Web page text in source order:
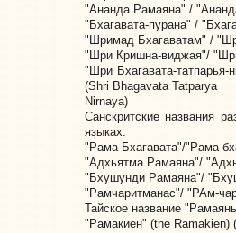
"Ананда Рамаяна" /
"Бхагавата-пурана" /
"Шримад Бхагаватам" /
"Шри Кришна-виджая"/
"Шри Бхагавата-
(Shri Bhagavata Tatparya
Nirnaya)
Санскритские названия
языках:
"Рама-Бхагавата"/"Рама-
"Адхьятма Рамаяна"/
"Бхушунди Рамаяна"/
"Рамчаритманас"/ "РАм-
Тайское название
"Рамакиен" (the Ramakien)